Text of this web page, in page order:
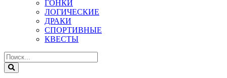
ГОНКИ
ЛОГИЧЕСКИЕ
ДРАКИ
СПОРТИВНЫЕ
КВЕСТЫ